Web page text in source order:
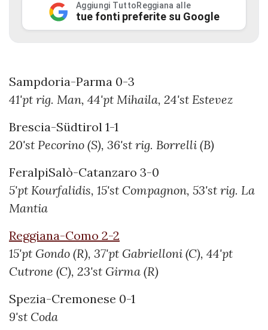
Aggiungi TuttoReggiana alle
tue fonti preferite su Google
Sampdoria-Parma 0-3
41'pt rig. Man, 44'pt Mihaila, 24'st Estevez
Brescia-Südtirol 1-1
20'st Pecorino (S), 36'st rig. Borrelli (B)
FeralpiSalò-Catanzaro 3-0
5'pt Kourfalidis, 15'st Compagnon, 53'st rig. La
Mantia
Reggiana-Como 2-2
15'pt Gondo (R), 37'pt Gabrielloni (C), 44'pt
Cutrone (C), 23'st Girma (R)
Spezia-Cremonese 0-1
9'st Coda